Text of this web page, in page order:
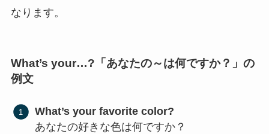
なります。
What’s your…?「あなたの～は何ですか？」の
例文
What’s your favorite color?
あなたの好きな色は何ですか？